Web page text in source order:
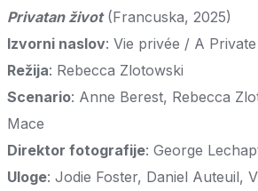
Privatan život(Francuska, 2025)
Izvorni naslov: Vie privée / A
Režija: Rebecca Zlotowski
Scenario: Anne Berest, Rebecca
Mace
Direktor fotografije: George
Uloge: Jodie Foster, Daniel Auteuil,